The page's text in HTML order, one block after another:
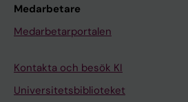
Medarbetare
Medarbetarportalen
Kontakta och besök KI
Universitetsbiblioteket